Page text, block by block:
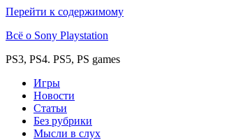
Перейти к содержимому
Всё о Sony Playstation
PS3, PS4. PS5, PS games
Игры
Новости
Статьи
Без рубрики
Мысли в слух